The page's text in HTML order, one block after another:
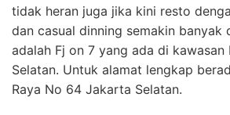
tidak heran juga jika kini resto
dan casual dinning semakin banyak
adalah Fj on 7 yang ada di kawasan
Selatan. Untuk alamat lengkap
Raya No 64 Jakarta Selatan.